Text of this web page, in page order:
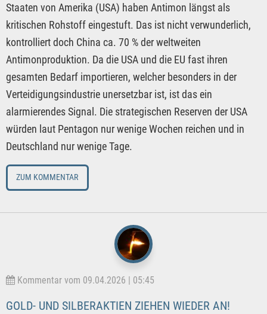
Staaten von Amerika (USA) haben Antimon längst als
kritischen Rohstoff eingestuft. Das ist nicht verwunderlich,
kontrolliert doch China ca. 70 % der weltweiten
Antimonproduktion. Da die USA und die EU fast ihren
gesamten Bedarf importieren, welcher besonders in der
Verteidigungsindustrie unersetzbar ist, ist das ein
alarmierendes Signal. Die strategischen Reserven der USA
würden laut Pentagon nur wenige Wochen reichen und in
Deutschland nur wenige Tage.
ZUM KOMMENTAR
Kommentar vom 09.04.2026 | 05:45
GOLD- UND SILBERAKTIEN ZIEHEN WIEDER AN!